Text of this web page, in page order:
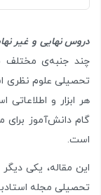
دروس نهایی و غیر
چند جنبه‌ی
تحصیلی علوم نظری
هر ابزار و
گام دانش‌آموز برای
است.
این مقاله، یکی
تحصیلی مجله